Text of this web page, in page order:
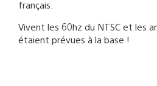
français.
Vivent les 60hz du NTSC et les
étaient prévues à la base !